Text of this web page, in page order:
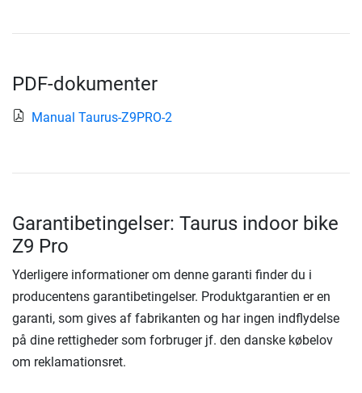
PDF-dokumenter
Manual Taurus-Z9PRO-2
Garantibetingelser: Taurus indoor bike
Z9 Pro
Yderligere informationer om denne garanti finder du i
producentens garantibetingelser. Produktgarantien er en
garanti, som gives af fabrikanten og har ingen indflydelse
på dine rettigheder som forbruger jf. den danske købelov
om reklamationsret.